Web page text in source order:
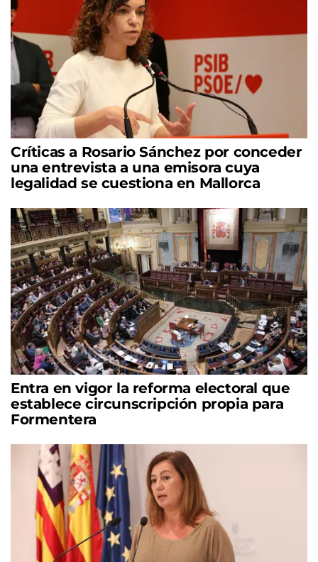
Críticas a Rosario Sánchez por conceder
una entrevista a una emisora cuya
legalidad se cuestiona en Mallorca
Entra en vigor la reforma electoral que
establece circunscripción propia para
Formentera